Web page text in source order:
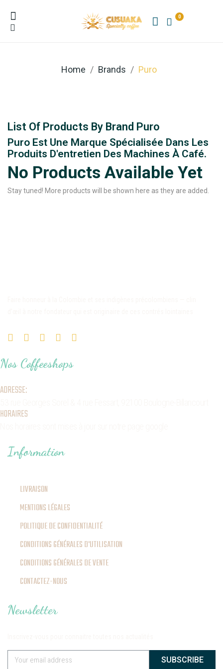
0
Home Brands Puro
List Of Products By Brand Puro
Puro Est Une Marque Spécialisée Dans Les
Produits D'entretien Des Machines À Café.
No Products Available Yet
Stay tuned! More products will be shown here as they are added.
Nos Coffeeshops
ADRESSE:
HORAIRES
Information
LIVRAISON
MENTIONS LÉGALES
POLITIQUE DE CONFIDENTIALITÉ
CONDITIONS GÉNÉRALES D'UTILISATION
CONDITIONS GÉNÉRALES DE VENTE
CONTACTEZ-NOUS
Newsletter
SUBSCRIBE